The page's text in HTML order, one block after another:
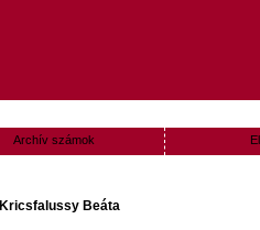
Archív számok
Kricsfalussy Beáta